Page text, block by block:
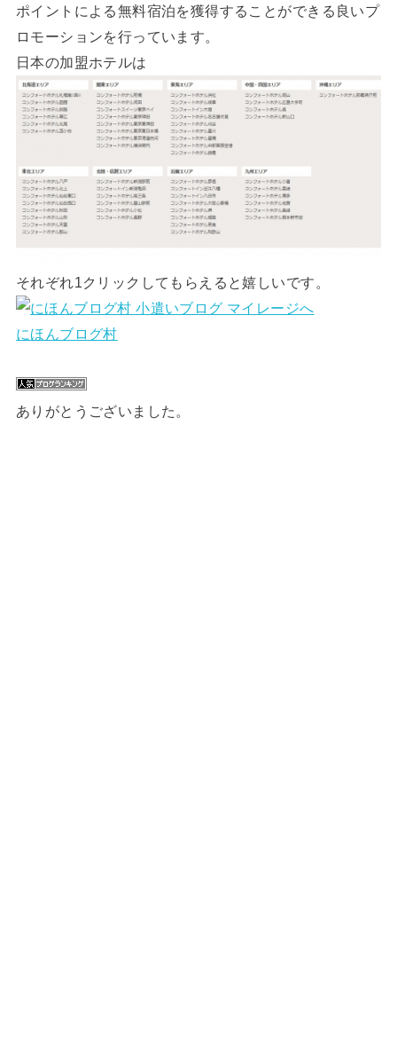
ポイントによる無料宿泊を獲得することができる良いプ
ロモーションを行っています。
日本の加盟ホテルは
それぞれ1クリックしてもらえると嬉しいです。
にほんブログ村
ありがとうございました。